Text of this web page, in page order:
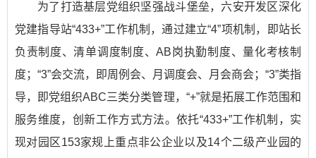
为了打造基层党组织坚强战斗堡垒，六安开发区深化
党建指导站“433+”工作机制，通过建立“4”项机制，即站长
负责制度、清单调度制度、AB岗执勤制度、量化考核制
度；“3”会交流，即周例会、月调度会、月会商会；“3”类指
导，即党组织ABC三类分类管理，“+”就是拓展工作范围和
服务维度，创新工作方式方法。依托“433+”工作机制，实
现对园区153家规上重点非公企业以及14个二级产业园的